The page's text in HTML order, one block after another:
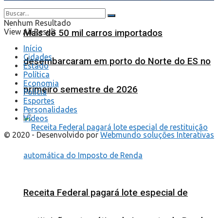
Mais de 50 mil carros importados
desembarcaram em porto do Norte do ES no
primeiro semestre de 2026
Receita Federal pagará lote especial de
Nenhum Resultado
View All Result
Início
Cidades
Estado
Política
Economia
Polícia
Esportes
Personalidades
Videos
© 2020 - Desenvolvido por Webmundo soluções Interativas